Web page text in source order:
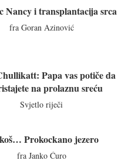
Nancy i transplantacija srca
fra Goran Azinović
Papa vas potiče da
na prolaznu sreću
Svjetlo riječi
Prokockano jezero
fra Janko Ćuro